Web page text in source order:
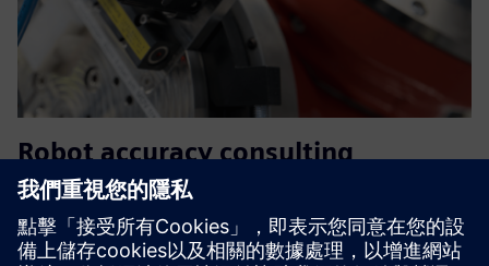
Robot accuracy consulting
Isios 透過先進的校準、重新校準系統、外部軸對準、刀具
中心點設定以及專家諮詢，提升機器人精度，適用於全球高
需求應用。